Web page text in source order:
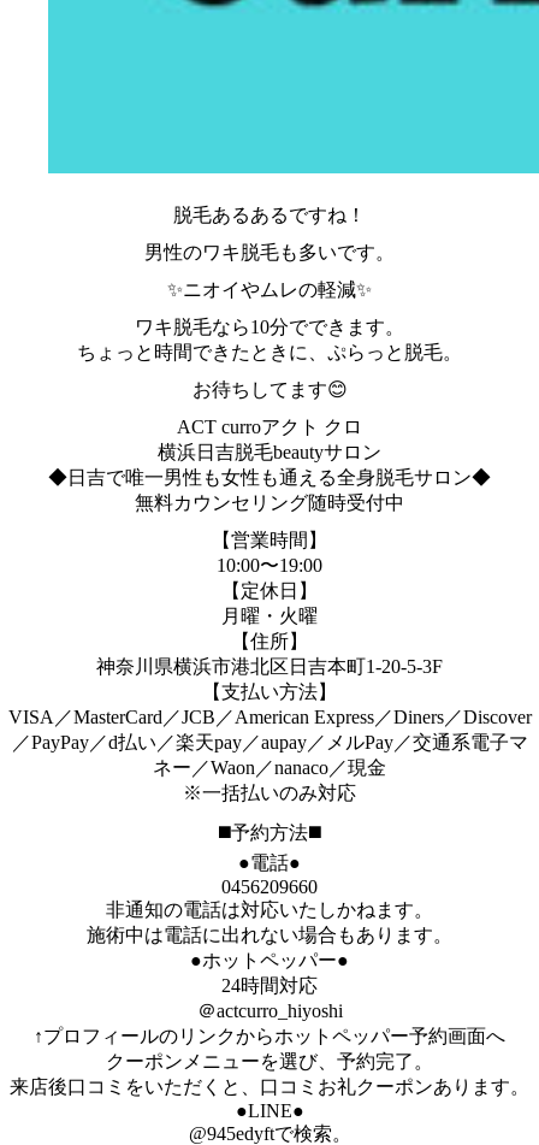
脱毛あるあるですね！
男性のワキ脱毛も多いです。
✨ニオイやムレの軽減✨
ワキ脱毛なら10分でできます。
ちょっと時間できたときに、ぷらっと脱毛。
お待ちしてます😊
ACT curroアクト クロ
横浜日吉脱毛beautyサロン
◆日吉で唯一男性も女性も通える全身脱毛サロン◆
無料カウンセリング随時受付中
【営業時間】
10:00〜19:00
【定休日】
月曜・火曜
【住所】
神奈川県横浜市港北区日吉本町1-20-5-3F
【支払い方法】
VISA／MasterCard／JCB／American Express／Diners／Discover
／PayPay／d払い／楽天pay／aupay／メルPay／交通系電子マ
ネー／Waon／nanaco／現金
※一括払いのみ対応
◼️予約方法◼️
●電話●
0456209660
非通知の電話は対応いたしかねます。
施術中は電話に出れない場合もあります。
●ホットペッパー●
24時間対応
＠actcurro_hiyoshi
↑プロフィールのリンクからホットペッパー予約画面へ
クーポンメニューを選び、予約完了。
来店後口コミをいただくと、口コミお礼クーポンあります。
●LINE●
@945edyftで検索。